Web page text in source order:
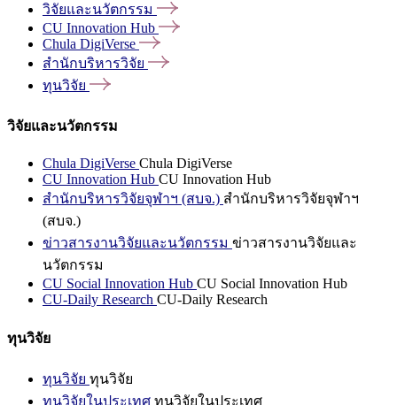
วิจัยและนวัตกรรม
CU Innovation Hub
Chula DigiVerse
สำนักบริหารวิจัย
ทุนวิจัย
วิจัยและนวัตกรรม
Chula DigiVerse Chula DigiVerse
CU Innovation Hub CU Innovation Hub
สำนักบริหารวิจัยจุฬาฯ (สบจ.) สำนักบริหารวิจัยจุฬาฯ
(สบจ.)
ข่าวสารงานวิจัยและนวัตกรรม ข่าวสารงานวิจัยและ
นวัตกรรม
CU Social Innovation Hub CU Social Innovation Hub
CU-Daily Research CU-Daily Research
ทุนวิจัย
ทุนวิจัย ทุนวิจัย
ทุนวิจัยในประเทศ ทุนวิจัยในประเทศ